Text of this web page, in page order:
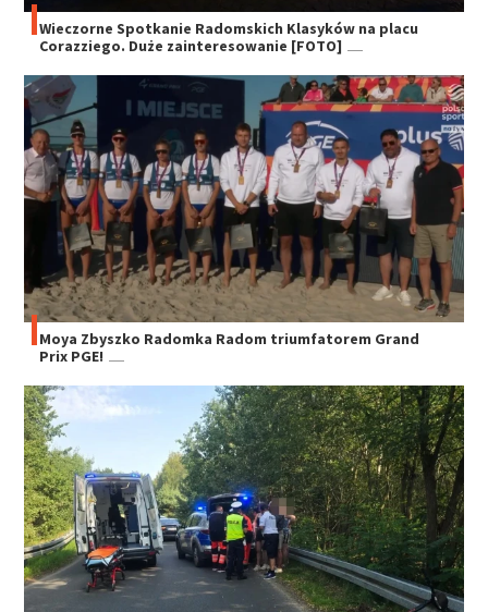
Wieczorne Spotkanie Radomskich Klasyków na placu
Corazziego. Duże zainteresowanie [FOTO]
Moya Zbyszko Radomka Radom triumfatorem Grand
Prix PGE!